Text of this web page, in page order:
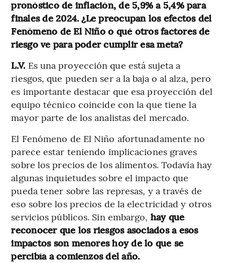
pronóstico de inflación, de 5,9% a 5,4% para
finales de 2024. ¿Le preocupan los efectos del
Fenómeno de El Niño o qué otros factores de
riesgo ve para poder cumplir esa meta?
L.V. Es una proyección que está sujeta a
riesgos, que pueden ser a la baja o al alza, pero
es importante destacar que esa proyección del
equipo técnico coincide con la que tiene la
mayor parte de los analistas del mercado.
El Fenómeno de El Niño afortunadamente no
parece estar teniendo implicaciones graves
sobre los precios de los alimentos. Todavía hay
algunas inquietudes sobre el impacto que
pueda tener sobre las represas, y a través de
eso sobre los precios de la electricidad y otros
servicios públicos. Sin embargo, hay que
reconocer que los riesgos asociados a esos
impactos son menores hoy de lo que se
percibía a comienzos del año.